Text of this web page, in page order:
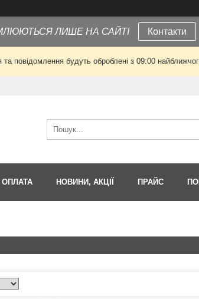
ЛИШЕ НА САЙТІ Контакти
повідомлення будуть оброблені з 09:00
ОПЛАТА НОВИНИ, АКЦІЇ ПРАЙС